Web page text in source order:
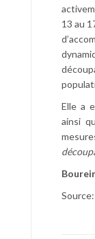
13 au
Elle a
ainsi